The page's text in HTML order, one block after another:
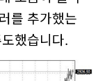
를 추가했는
했습니다.